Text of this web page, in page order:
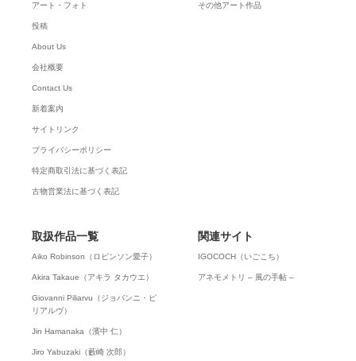
アート・フォト
投稿
About Us
会社概要
Contact Us
新着案内
サイトリンク
プライバシーポリシー
特定商取引法に基づく表記
古物営業法に基づく表記
その他アート作品
取扱作品一覧
Aiko Robinson（ロビンソン愛子）
Akira Takaue（アキラ タカウエ）
Giovanni Piliarvu（ジョバンニ・ピ
リアルヴ）
Jin Hamanaka（濱中 仁）
Jiro Yabuzaki（藪崎 次郎）
関連サイト
IGOCOCH（いごこち）
アネモメトリ – 風の手帖 –